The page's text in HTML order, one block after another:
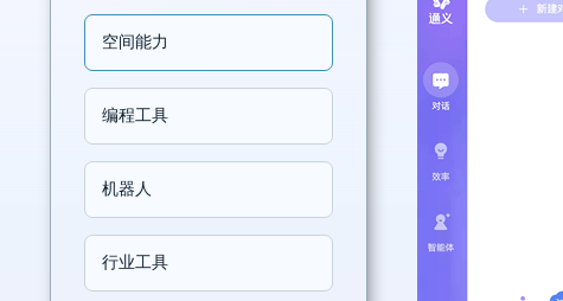
空间能力
编程工具
机器人
行业工具